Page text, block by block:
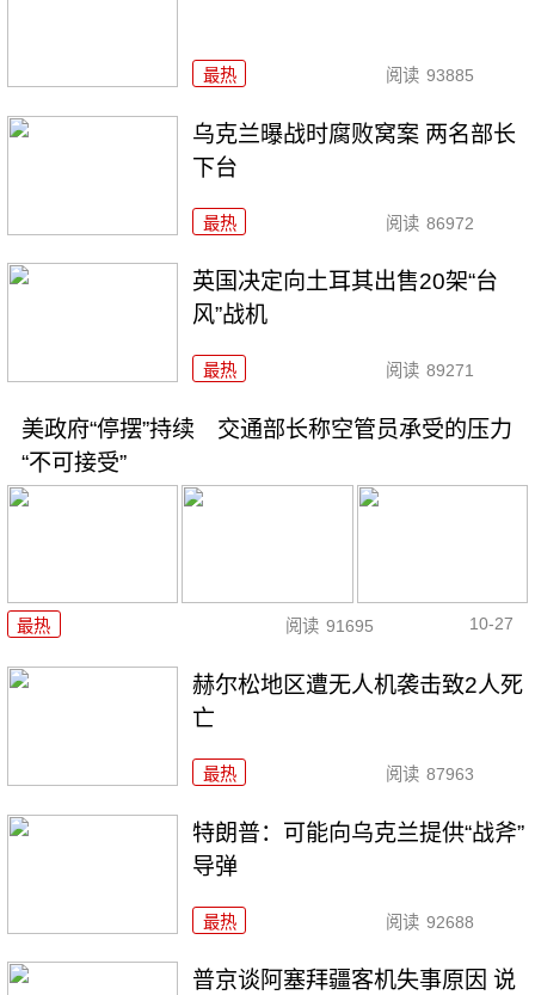
最热 阅读 93885
乌克兰曝战时腐败窝案 两名部长
下台
最热 阅读 86972
英国决定向土耳其出售20架“台
风”战机
最热 阅读 89271
美政府“停摆”持续 交通部长称空管员承受的压力
“不可接受”
最热 阅读 91695 10-27
赫尔松地区遭无人机袭击致2人死
亡
最热 阅读 87963
特朗普：可能向乌克兰提供“战斧”
导弹
最热 阅读 92688
普京谈阿塞拜疆客机失事原因 说